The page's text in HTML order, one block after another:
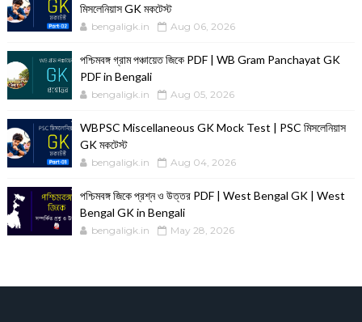
মিসলেনিয়াস GK মকটেস্ট
bengaligk.in Aug 06, 2026
পশ্চিমবঙ্গ গ্রাম পঞ্চায়েত জিকে PDF | WB Gram Panchayat GK
PDF in Bengali
bengaligk.in Aug 05, 2026
WBPSC Miscellaneous GK Mock Test | PSC মিসলেনিয়াস
GK মকটেস্ট
bengaligk.in Aug 04, 2026
পশ্চিমবঙ্গ জিকে প্রশ্ন ও উত্তর PDF | West Bengal GK | West
Bengal GK in Bengali
bengaligk.in May 28, 2026